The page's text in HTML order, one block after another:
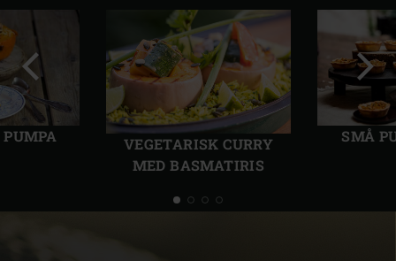
VEGETARISK CURRY
MED BASMATIRIS
SMÅ
Föregående
bild
bild